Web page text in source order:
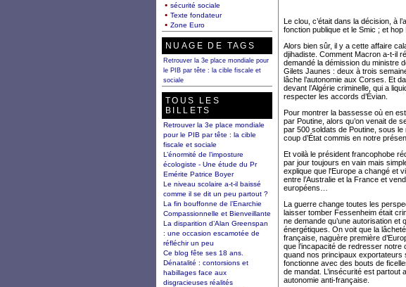
Le clou, c’était dans la décision, à
fonction publique et le Smic ; et hop !
Alors bien sûr, il y a cette affaire
djihadiste. Comment Macron a-t-il
demandé la démission du ministre
Gilets Jaunes : deux à trois
lâche l’autonomie aux Corses. Et
devant l’Algérie criminelle, qui a
respecter les accords d’Évian.
Pour montrer la bassesse où en
par Poutine, alors qu’on venait de
par 500 soldats de Poutine, sous le
coup d’État commis en notre
Et voilà le président francophobe
par jour toujours en vain mais
explique que l'Europe a changé et
entre l’Australie et la France et
européens…
La guerre change toutes les
laisser tomber Fessenheim était
ne demande qu’une autorisation et
énergétiques. On voit que la
française, naguère première
que l’incapacité de redresser
quand nos principaux
fonctionne avec des bouts de
de mandat. L’insécurité est partout
autonomie anti-française.
sécurité sociale
Texte fondateur
Zone Euro
NUAGE DE TAGS
Retrouver la 3e place mondiale pour
le PIB par tête : la cible fiscale et
sociale
TOUS LES
BILLETS
Retrouver la 3e place mondiale
pour le PIB par tête : la cible
fiscale et sociale
L’énormité de l’imposture
écologiste - Une étude du Pr
Emérite Patrice Boyer
Le niveau scolaire a-t-il baissé
comme il se dit un peu partout ?
La fin bouffonne de l’Enarchie
Compassionnelle et Bienveillante
La disparition d’Alan Greenspan
: une occasion escamotée de
réfléchir un peu
Ce blog fête ses 18 ans.
Dénatalité : contorsions et
habillages face aux
disgracieuses réalités